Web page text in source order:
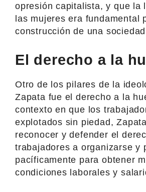
opresión capitalista, y que la
las mujeres era fundamental
construcción de una
El derecho a la
Otro de los pilares de la
Zapata fue el derecho a la
contexto en que los
explotados sin piedad,
reconocer y defender el
trabajadores a organizarse y
pacíficamente para obtener
condiciones laborales y